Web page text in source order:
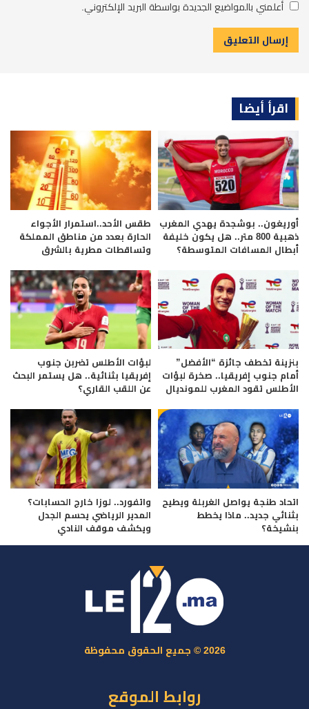
أعلمني بالمواضيع الجديدة بواسطة البريد الإلكتروني.
اقرأ أيضا
أوريغون.. بوشجدة يهدي المغرب
ذهبية 800 متر.. هل يكون خليفة
أبطال المسافات المتوسطة؟
طقس الأحد..استمرار الأجواء
الحارة بعدد من مناطق المملكة
وتساقطات مطرية بالشرق
بنزينة تخطف جائزة “الأفضل”
أمام جنوب إفريقيا.. صخرة لبؤات
الأطلس تقود المغرب للمونديال
لبؤات الأطلس تضربن جنوب
إفريقيا بثنائية.. هل يستمر البحث
عن اللقب القاري؟
اتحاد طنجة يواصل الغربلة ويطيح
بثنائي جديد.. ماذا يخطط
بنشيخة؟
واتفورد.. لوزا خارج الحسابات؟
المدير الرياضي يحسم الجدل
ويكشف موقف النادي
2026 © جميع الحقوق محفوظة
روابط الموقع